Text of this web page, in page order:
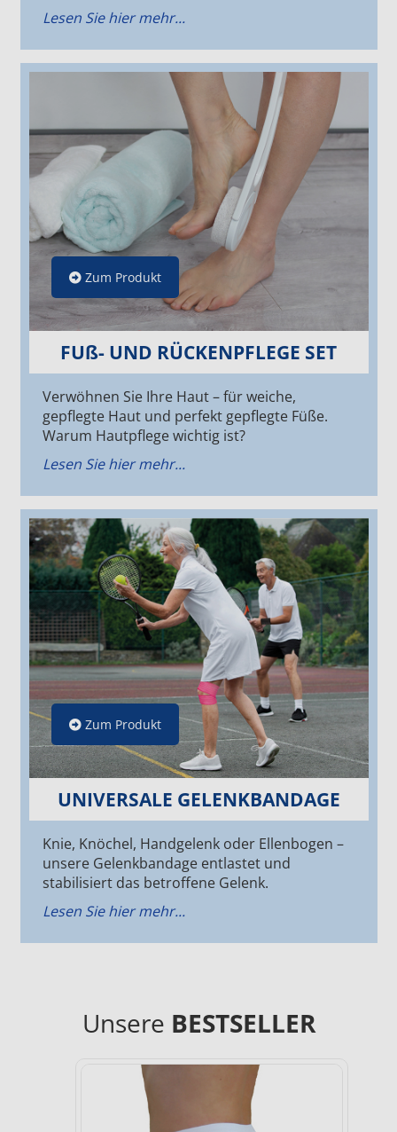
Lesen Sie hier mehr...
FUß- UND RÜCKENPFLEGE SET
Verwöhnen Sie Ihre Haut – für weiche,
gepflegte Haut und perfekt gepflegte Füße.
Warum Hautpflege wichtig ist?
Lesen Sie hier mehr...
Zum Produkt
UNIVERSALE GELENKBANDAGE
Knie, Knöchel, Handgelenk oder Ellenbogen –
unsere Gelenkbandage entlastet und
stabilisiert das betroffene Gelenk.
Lesen Sie hier mehr...
Zum Produkt
Unsere BESTSELLER